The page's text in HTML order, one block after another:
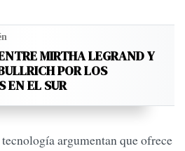
MIRTHA LEGRAND Y
POR LOS
EN EL SUR
argumentan que ofrece